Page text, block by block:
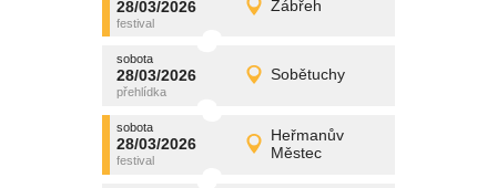
28/03/2026 Zábřeh
sobota
28/03/2026 Detail
sobota
28/03/2026 Sobětuchy
sobota
28/03/2026 Detail
promítání
sobota
28/03/2026
Heřmanův
Městec
sobota
28/03/2026 Detail
promítání